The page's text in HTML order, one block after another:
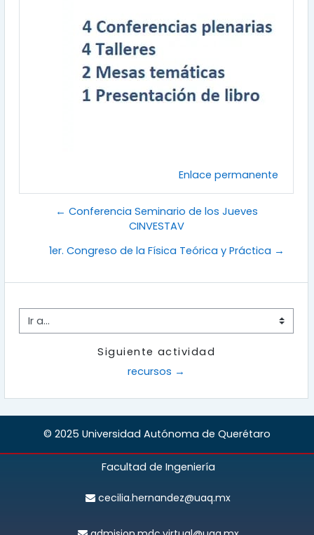
Enlace permanente
← Conferencia Seminario de los Jueves
CINVESTAV
1er. Congreso de la Física Teórica y Práctica →
Ir a...
Siguiente actividad
recursos →
© 2025 Universidad Autónoma de Querétaro
Facultad de Ingeniería
cecilia.hernandez@uaq.mx